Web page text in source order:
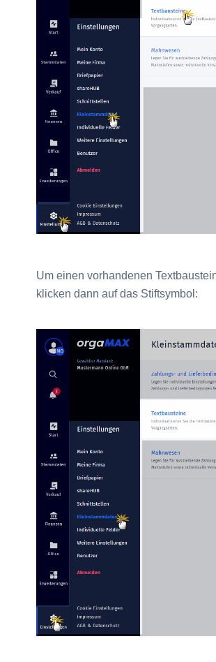
Um einen vorhandenen
klicken dann auf das Stiftsymbol: